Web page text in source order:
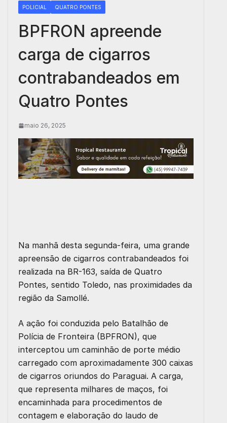
POLICIAL QUATRO PONTES
BPFRON apreende
carga de cigarros
contrabandeados em
Quatro Pontes
maio 26, 2025
Na manhã desta segunda-feira, uma grande
apreensão de cigarros contrabandeados foi
realizada na BR-163, saída de Quatro
Pontes, sentido Toledo, nas proximidades da
região da Samollé.
A ação foi conduzida pelo Batalhão de
Polícia de Fronteira (BPFRON), que
interceptou um caminhão de porte médio
carregado com aproximadamente 300 caixas
de cigarros oriundos do Paraguai. A carga,
que representa milhares de maços, foi
encaminhada para procedimentos de
contagem e elaboração do laudo de